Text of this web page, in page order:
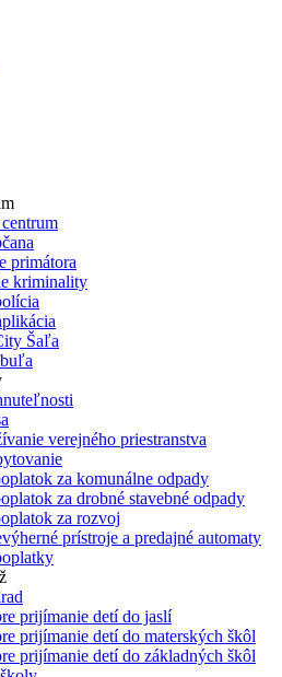
primátora
kriminality
Šaľa
verejného priestranstva
za komunálne odpady
za drobné stavebné odpady
za rozvoj
prístroje a predajné automaty
prijímanie detí do jaslí
prijímanie detí do materských škôl
prijímanie detí do základných škôl